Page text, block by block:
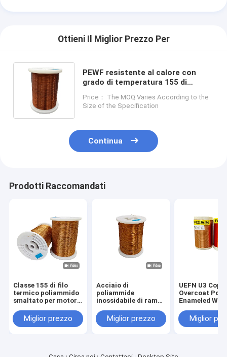
Ottieni Il Miglior Prezzo Per
PEWF resistente al calore con
grado di temperatura 155 di
solenoidi ad alta tensione
Price： The MOQ Varies According to the
Size of the Specification
Continua
Prodotti Raccomandati
Classe 155 di filo
termico poliammido
smaltato per motori
Miglior prezzo
Acciaio di
poliammide
inossidabile di rame
mm - 2,60 mm Classe
155
Miglior prezzo
UEFN U3
Overcoat
Enameled Wire
0,04 mm -
Miglior